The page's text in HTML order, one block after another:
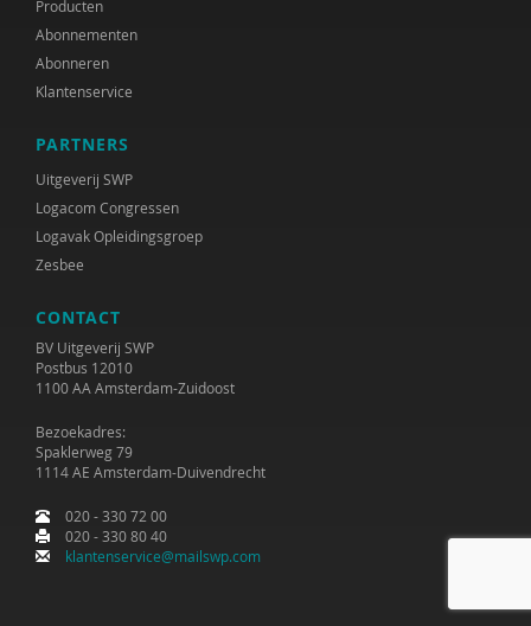
Mies Bezemer
Marc van Bijsterveldt
Niels Bloembergen
Jeroen Boekhoven
Paul Boelen
Marjan Boertjes
Rinke Bok
Ben Boksebeld
Evelyn Boksebeld
Arjan Bolt
Producten
Abonnementen
Abonneren
Klantenservice
PARTNERS
Uitgeverij SWP
Logacom Congressen
Logavak Opleidingsgroep
Zesbee
CONTACT
BV Uitgeverij SWP
Postbus 12010
1100 AA Amsterdam-Zuidoost
Bezoekadres:
Spaklerweg 79
1114 AE Amsterdam-Duivendrecht
020 - 330 72 00
020 - 330 80 40
klantenservice@mailswp.com